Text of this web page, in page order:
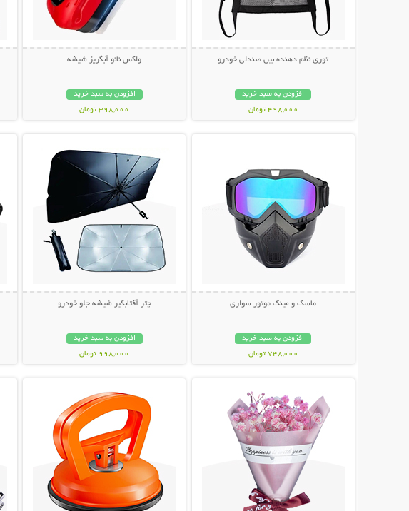
توری نظم دهنده بین صندلی خودرو
افزودن به سبد خرید
498,000 تومان
واکس نانو آبگریز شیشه
افزودن به سبد خرید
398,000 تومان
ماسک و عینک موتور سواری
افزودن به سبد خرید
748,000 تومان
چتر آفتابگیر شیشه جلو خودرو
افزودن به سبد خرید
998,000 تومان